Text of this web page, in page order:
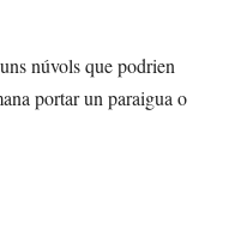
núvols que podrien
portar un paraigua o